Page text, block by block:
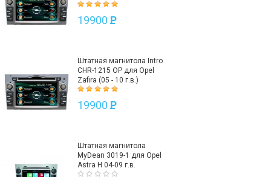
19900 P
Штатная магнитола Intro
CHR-1215 OP для Opel
Zafira (05 - 10 г.в.)
19900 P
Штатная магнитола
MyDean 3019-1 для Opel
Astra H 04-09 г.в.